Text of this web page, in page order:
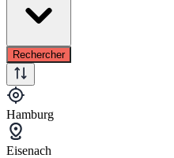
Rechercher
Hamburg
Eisenach